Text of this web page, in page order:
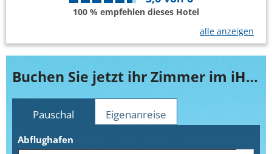
100 % empfehlen dieses Hotel
alle anzeigen
Buchen Sie jetzt ihr Zimmer im iH Hotels Milano Regency
Pauschal Eigenanreise
Abflughafen